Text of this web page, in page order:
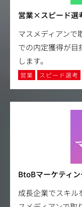
営業×スピード選
マスメディアンで
での内定獲得が目
します。
営業 スピード選考
BtoBマーケティ
成長企業でスキル